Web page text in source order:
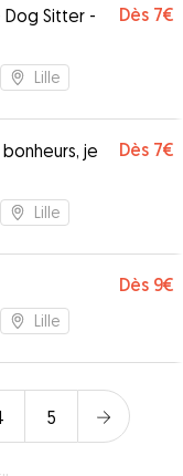
Dog Sitter -
Dès 7€
Lille
je
Dès 7€
Lille
Dès 9€
Lille
5